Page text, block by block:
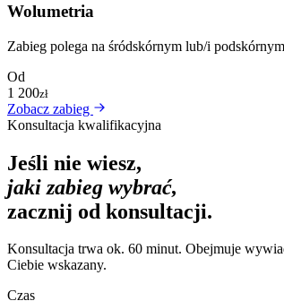
Wolumetria
Zabieg polega na śródskórnym lub/i
Od
1 200zł
Zobacz zabieg
Konsultacja kwalifikacyjna
Jeśli nie wiesz,
jaki zabieg wybrać,
zacznij od konsultacji.
Konsultacja trwa ok. 60 minut. Obejmuje
Ciebie wskazany.
Czas